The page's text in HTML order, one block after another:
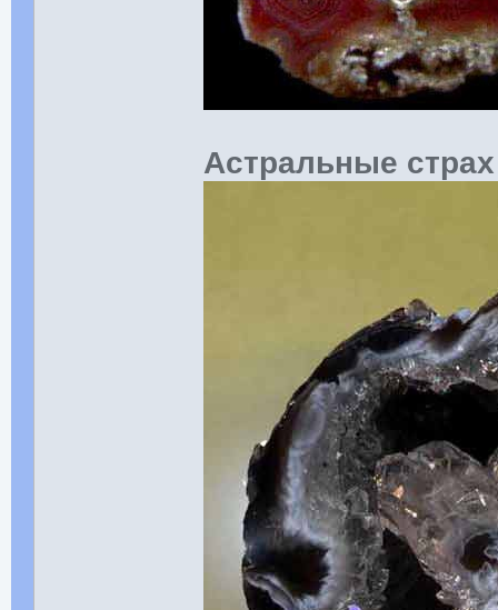
Астральные